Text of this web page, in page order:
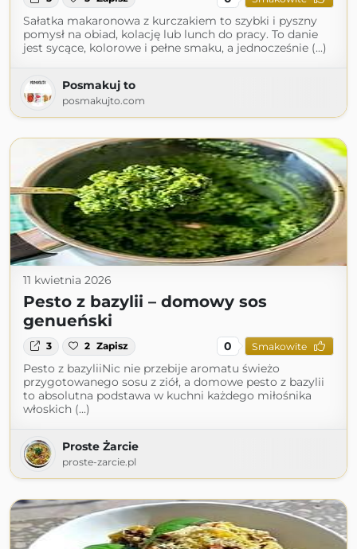
Sałatka makaronowa z kurczakiem to szybki i pyszny
pomysł na obiad, kolację lub lunch do pracy. To danie
jest sycące, kolorowe i pełne smaku, a jednocześnie (...)
Posmakuj to
posmakujto.com
11 kwietnia 2026
Pesto z bazylii – domowy sos
genueński
3 2 Zapisz 0 Smakowite
Pesto z bazyliiNic nie przebije aromatu świeżo
przygotowanego sosu z ziół, a domowe pesto z bazylii
to absolutna podstawa w kuchni każdego miłośnika
włoskich (...)
Proste Żarcie
proste-zarcie.pl